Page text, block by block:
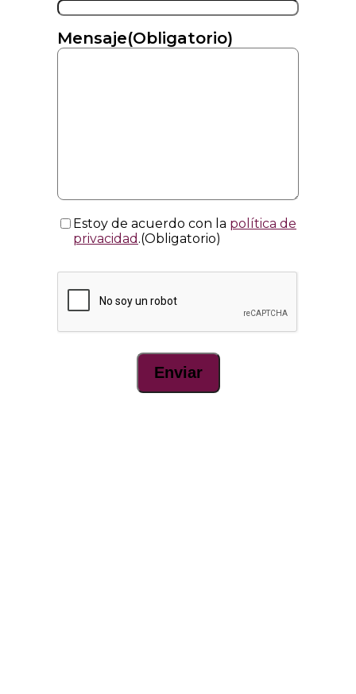
Mensaje(Obligatorio)
Consentimiento(Obligatorio)
Estoy de acuerdo con la política de
privacidad .(Obligatorio)